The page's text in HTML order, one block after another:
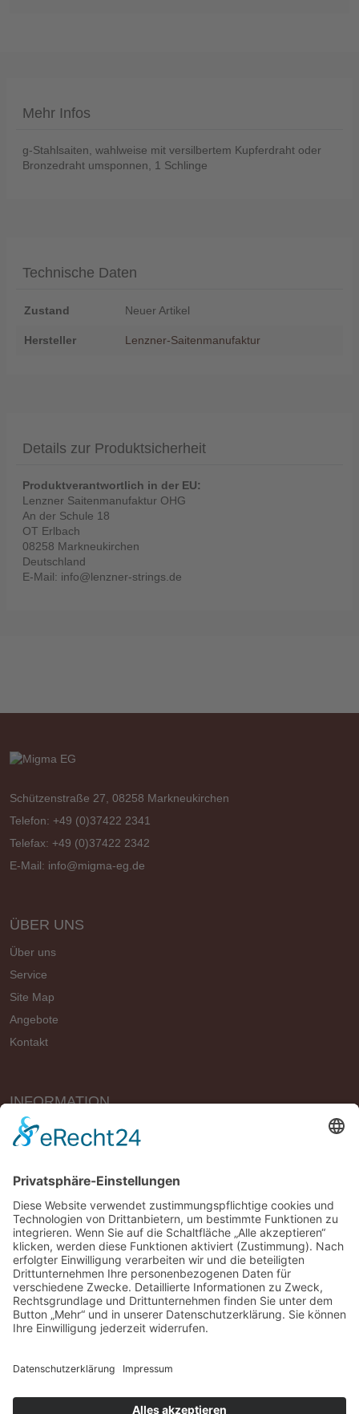
+49
Mehr Infos
g-Stahlsaiten, wahlweise mit versilbertem Kupferdraht oder
Bronzedraht umsponnen, 1 Schlinge
Technische Daten
Zustand Neuer Artikel
Hersteller Lenzner-Saitenmanufaktur
Details zur Produktsicherheit
Produktverantwortlich in der EU:
Lenzner Saitenmanufaktur OHG
An der Schule 18
OT Erlbach
08258 Markneukirchen
Deutschland
E-Mail: info@lenzner-strings.de
Schützenstraße 27, 08258 Markneukirchen
Telefon: +49 (0)37422 2341
Telefax: +49 (0)37422 2342
E-Mail: info@migma-eg.de
ÜBER UNS
Über uns
Service
Site Map
Angebote
Kontakt
INFORMATION
Vertrag widerrufen
Geschäftsbedingungen (AGB)
Widerrufsbelehrung
Versandbedingungen
Copyright © 2025 Migma EG . All Rights Reserved.